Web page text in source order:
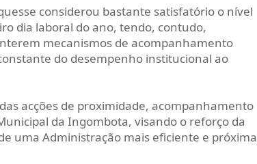
considerou bastante satisfatório o nível
dia laboral do ano, tendo, contudo,
mecanismos de acompanhamento
do desempenho institucional ao
acções de proximidade, acompanhamento
da Ingombota, visando o reforço da
uma Administração mais eficiente e próxima